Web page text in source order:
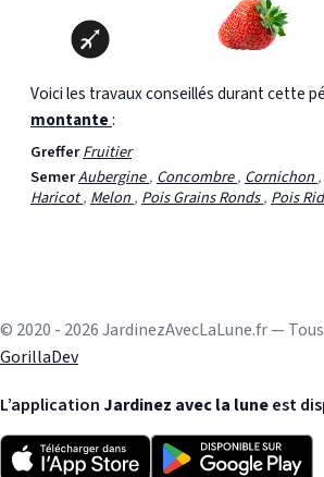
Voici les travaux conseillés durant cette
montante:
GrefferFruitier
SemerAubergine, Concombre, Cornichon,
Haricot, Melon, Pois Grains Ronds, Pois
© 2020 - 2026 JardinezAvecLaLune.fr —
GorillaDev
L’application Jardinez avec la luneest